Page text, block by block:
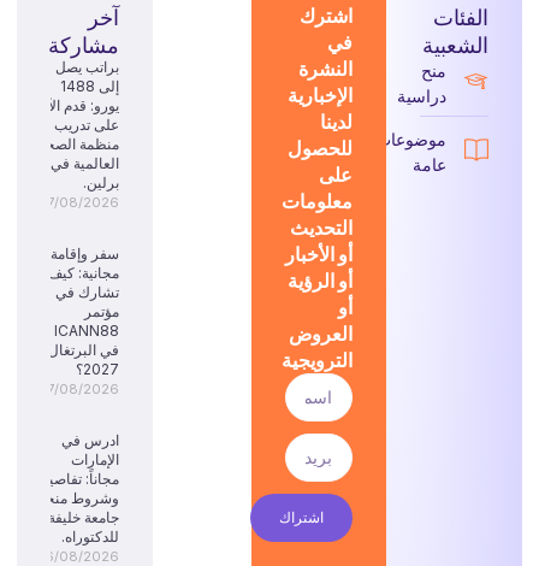
الفئات
الشعبية
منح
دراسية
موضوعات
عامة
اشترك
في
النشرة
الإخبارية
لدينا
للحصول
على
معلومات
التحديث
أو الأخبار
أو الرؤية
أو
العروض
الترويجية
اشتراك
آخر
مشاركة
براتب يصل
إلى 1488
يورو: قدم الآن
على تدريب
منظمة الصحة
العالمية في
برلين.
07/08/2026
سفر وإقامة
مجانية: كيف
تشارك في
مؤتمر
ICANN88
في البرتغال
2027؟
07/08/2026
ادرس في
الإمارات
مجاناً: تفاصيل
وشروط منحة
جامعة خليفة
للدكتوراه.
06/08/2026